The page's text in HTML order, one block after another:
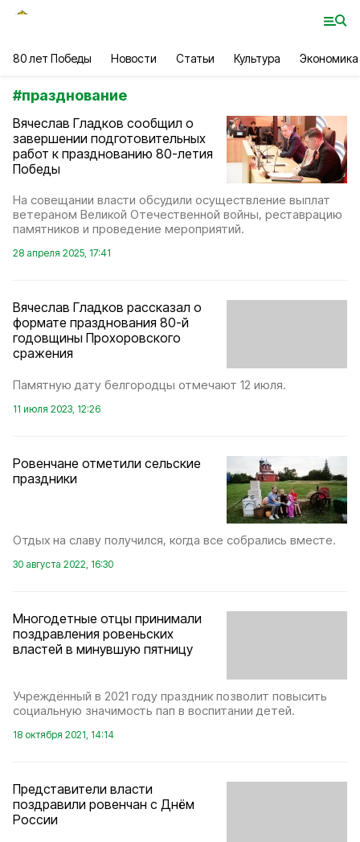
80 лет Победы Новости Статьи Культура Экономика
#празднование
Вячеслав Гладков сообщил о
завершении подготовительных
работ к празднованию 80-летия
Победы
На совещании власти обсудили осуществление выплат
ветераном Великой Отечественной войны, реставрацию
памятников и проведение мероприятий.
28 апреля 2025, 17:41
Вячеслав Гладков рассказал о
формате празднования 80-й
годовщины Прохоровского
сражения
Памятную дату белгородцы отмечают 12 июля.
11 июля 2023, 12:26
Ровенчане отметили сельские
праздники
Отдых на славу получился, когда все собрались вместе.
30 августа 2022, 16:30
Многодетные отцы принимали
поздравления ровеньских
властей в минувшую пятницу
Учреждённый в 2021 году праздник позволит повысить
социальную значимость пап в воспитании детей.
18 октября 2021, 14:14
Представители власти
поздравили ровенчан с Днём
России